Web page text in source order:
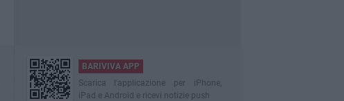
BARIVIVA APP
Scarica l'applicazione per iPhone,
iPad e Android e ricevi notizie push